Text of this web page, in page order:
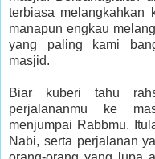
terbiasa
manapun engkau
yang paling kami
masjid.
Biar kuberi tahu
perjalananmu ke
menjumpai Rabbmu.
Nabi, serta perjalanan